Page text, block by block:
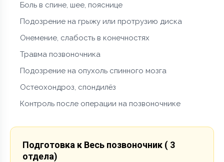
Боль в спине, шее, пояснице
Подозрение на грыжу или протрузию диска
Онемение, слабость в конечностях
Травма позвоночника
Подозрение на опухоль спинного мозга
Остеохондроз, спондилёз
Контроль после операции на позвоночнике
Подготовка к Весь позвоночник ( 3
отдела)